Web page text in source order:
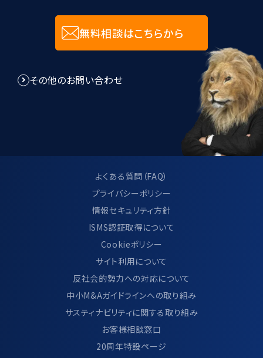
無料相談はこちらから
その他のお問い合わせ
よくある質問（FAQ）
プライバシーポリシー
情報セキュリティ方針
ISMS認証取得について
Cookieポリシー
サイト利用について
反社会的勢力への対応について
中小M&Aガイドラインへの取り組み
サスティナビリティに関する取り組み
お客様相談窓口
20周年特設ページ